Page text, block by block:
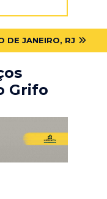
DE JANEIRO, RJ
Grifo